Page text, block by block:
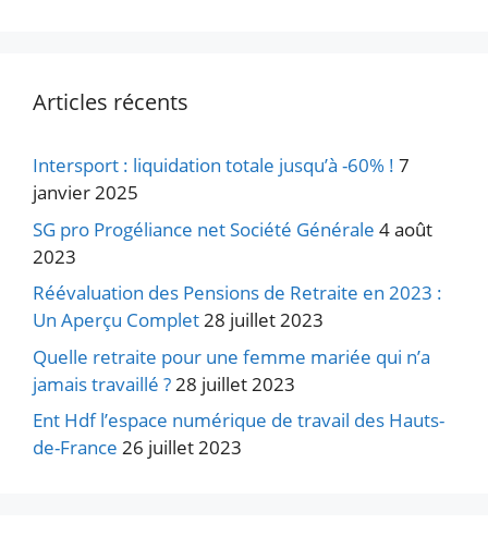
Articles récents
Intersport : liquidation totale jusqu’à -60% ! 7
janvier 2025
SG pro Progéliance net Société Générale 4 août
2023
Réévaluation des Pensions de Retraite en 2023 :
Un Aperçu Complet28 juillet 2023
Quelle retraite pour une femme mariée qui n’a
jamais travaillé ?28 juillet 2023
Ent Hdf l’espace numérique de travail des Hauts-
de-France 26 juillet 2023